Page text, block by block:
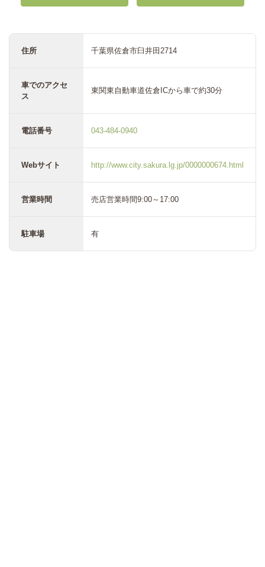
住所 千葉県佐倉市臼井田2714
車でのアクセ
ス
東関東自動車道佐倉ICから車で約30分
電話番号 043-484-0940
Webサイト http://www.city.sakura.lg.jp/0000000674.html
営業時間 売店営業時間9:00～17:00
駐車場 有